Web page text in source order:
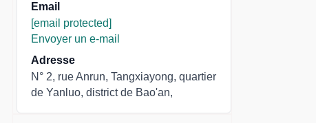
Email
[email protected]
Envoyer un e-mail
Adresse
N° 2, rue Anrun, Tangxiayong, quartier
de Yanluo, district de Bao'an,